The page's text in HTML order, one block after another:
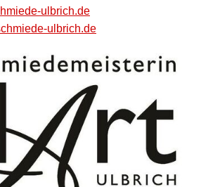
ulbrich.de
ulbrich.de